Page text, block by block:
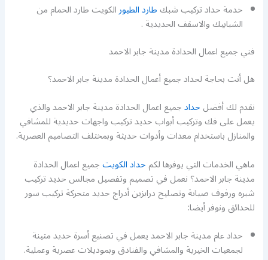
خدمة حداد تركيب شبكطارد الطيورالكويت طارد الحمام من
الشبابيك والاسقف الحديدية .
فني جميع اعمال الحدادة مدينة جابر الاحمد
هل أنت بحاجة لحداد جميع أعمال الحدادة مدينة جابر الاحمد؟
نقدم لك أفضلحدادجميع اعمال الحدادة مدينة جابر الاحمد والذي
يعمل على فك وتركيب أبواب حديد تركيب واجهات حديدية للمشافي
والمنازل باستخدام معدات وأدوات حديثة وبمختلف التصاميم العصرية.
ماهي الخدمات التي يوفرها لكمحداد الكويتجميع اعمال الحدادة
مدينة جابر الاحمد؟ نعمل في تصميم وتفصيل مجالس حديد تركيب
شبره ورفوف صيانة وتصليح درابزين أدراج حديد متحركة تركيب سور
للحدائق ونوفر أيضا:
حداد عام مدينة جابر الاحمد يعمل في تصنيع أسرة حديد متينة
لجمعيات الخيرية والمشافي والفنادق وبموديلات عصرية وعملية.